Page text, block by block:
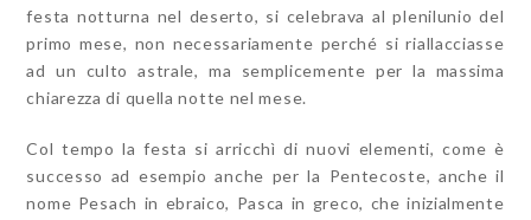
festa notturna nel deserto, si celebrava al plenilunio del
primo mese, non necessariamente perché si riallacciasse
ad un culto astrale, ma semplicemente per la massima
chiarezza di quella notte nel mese.
Col tempo la festa si arricchì di nuovi elementi, come è
successo ad esempio anche per la Pentecoste, anche il
nome Pesach in ebraico, Pasca in greco, che inizialmente